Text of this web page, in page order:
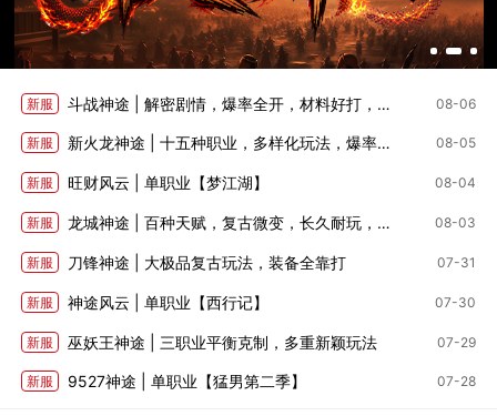
新服 斗战神途 | 解密剧情，爆率全开，材料好打，深度养成 08-06
新服 新火龙神途 | 十五种职业，多样化玩法，爆率适中 08-05
新服 旺财风云 | 单职业【梦江湖】 08-04
新服 龙城神途 | 百种天赋，复古微变，长久耐玩，全部靠打 08-03
新服 刀锋神途 | 大极品复古玩法，装备全靠打 07-31
新服 神途风云 | 单职业【西行记】 07-30
新服 巫妖王神途 | 三职业平衡克制，多重新颖玩法 07-29
新服 9527神途 | 单职业【猛男第二季】 07-28